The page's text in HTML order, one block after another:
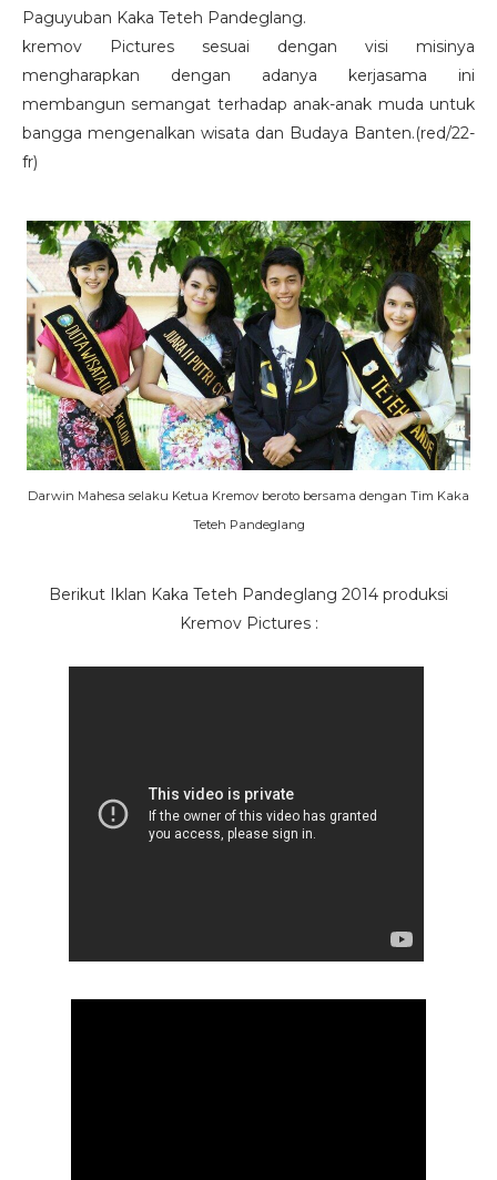
Paguyuban Kaka Teteh Pandeglang.
kremov Pictures sesuai dengan visi misinya
mengharapkan dengan adanya kerjasama ini
membangun semangat terhadap anak-anak muda untuk
bangga mengenalkan wisata dan Budaya Banten.(red/22-
fr)
Darwin Mahesa selaku Ketua Kremov beroto bersama dengan Tim Kaka
Teteh Pandeglang
Berikut Iklan Kaka Teteh Pandeglang 2014 produksi
Kremov Pictures :